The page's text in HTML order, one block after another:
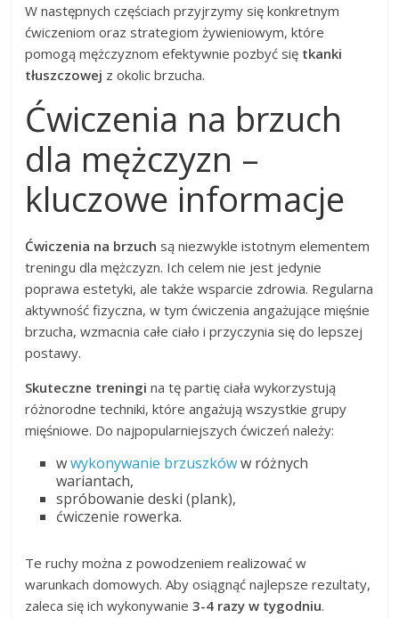
W następnych częściach przyjrzymy się konkretnym
ćwiczeniom oraz strategiom żywieniowym, które
pomogą mężczyznom efektywnie pozbyć się tkanki
tłuszczowej z okolic brzucha.
Ćwiczenia na brzuch
dla mężczyzn –
kluczowe informacje
Ćwiczenia na brzuch są niezwykle istotnym elementem
treningu dla mężczyzn. Ich celem nie jest jedynie
poprawa estetyki, ale także wsparcie zdrowia. Regularna
aktywność fizyczna, w tym ćwiczenia angażujące mięśnie
brzucha, wzmacnia całe ciało i przyczynia się do lepszej
postawy.
Skuteczne treningi na tę partię ciała wykorzystują
różnorodne techniki, które angażują wszystkie grupy
mięśniowe. Do najpopularniejszych ćwiczeń należy:
wwykonywanie brzuszkóww różnych
wariantach,
spróbowanie deski (plank),
ćwiczenie rowerka.
Te ruchy można z powodzeniem realizować w
warunkach domowych. Aby osiągnąć najlepsze rezultaty,
zaleca się ich wykonywanie3-4 razy w tygodniu.